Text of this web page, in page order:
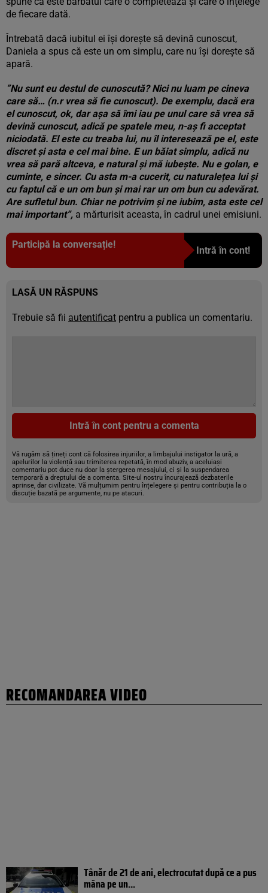
de fiecare dată.
Întrebată dacă iubitul ei își dorește să devină cunoscut,
Daniela a spus că este un om simplu, care nu își dorește să
apară.
”Nu sunt eu destul de cunoscută? Nici nu luam pe cineva
care să… (n.r vrea să fie cunoscut). De exemplu, dacă era
el cunoscut, ok, dar așa să îmi iau pe unul care să vrea să
devină cunoscut, adică pe spatele meu, n-aș fi acceptat
niciodată. El este cu treaba lui, nu îl interesează pe el, este
discret și asta e cel mai bine. E un băiat simplu, adică nu
vrea să pară altceva, e natural și mă iubește. Nu e golan, e
cuminte, e sincer. Cu asta m-a cucerit, cu naturalețea lui și
cu faptul că e un om bun și mai rar un om bun cu adevărat.
Are sufletul bun. Chiar ne potrivim și ne iubim, asta este cel
mai important”, a mărturisit aceasta, în cadrul unei emisiuni.
Participă la conversație!
Intră în cont!
LASĂ UN RĂSPUNS
Trebuie să fii autentificat pentru a publica un comentariu.
Intră în cont pentru a comenta
Vă rugăm să țineți cont că folosirea injuriilor, a limbajului instigator la ură, a
apelurilor la violență sau trimiterea repetată, în mod abuziv, a aceluiași
comentariu pot duce nu doar la ștergerea mesajului, ci și la suspendarea
temporară a dreptului de a comenta. Site-ul nostru încurajează dezbaterile
aprinse, dar civilizate. Vă mulțumim pentru înțelegere și pentru contribuția la o
discuție bazată pe argumente, nu pe atacuri.
RECOMANDAREA VIDEO
Tânăr de 21 de ani, electrocutat după ce a pus
mâna pe un...